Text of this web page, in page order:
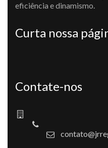
eficiência e dinamismo.
Curta nossa
Contate-nos